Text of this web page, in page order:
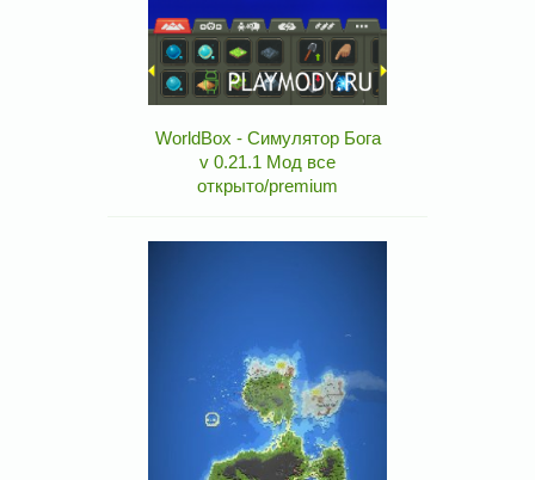
WorldBox - Симулятор Бога
v 0.21.1 Мод все
открыто/premium